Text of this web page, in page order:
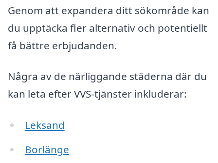
Genom att expandera ditt sökområde kan
du upptäcka fler alternativ och potentiellt
få bättre erbjudanden.
Några av de närliggande städerna där du
kan leta efter VVS-tjänster inkluderar:
Leksand
Borlänge